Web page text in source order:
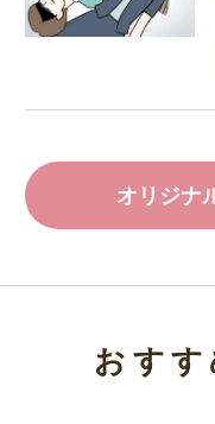
オリジナ
おす